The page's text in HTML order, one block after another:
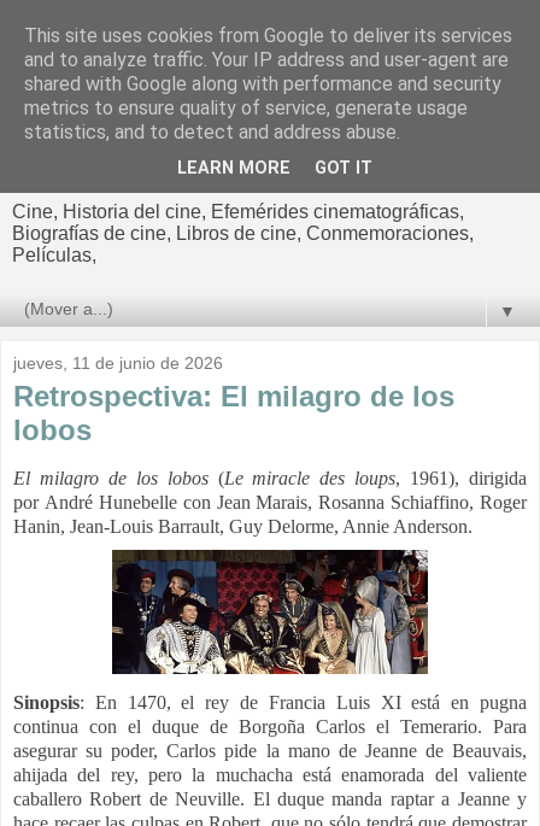
El cultural
cinematográfico de Jorge
Cine, Historia del cine, Efemérides cinematográficas,
Biografías de cine, Libros de cine, Conmemoraciones,
Películas,
▼
jueves, 11 de junio de 2026
Retrospectiva: El milagro de los
lobos
El milagro de los lobos(Le miracle des loups, 1961), dirigida
por André Hunebelle con Jean Marais, Rosanna Schiaffino, Roger
Hanin, Jean-Louis Barrault, Guy Delorme, Annie Anderson.
Sinopsis: En 1470, el rey de Francia Luis XI está en pugna
continua con el duque de Borgoña Carlos el Temerario. Para
asegurar su poder, Carlos pide la mano de Jeanne de Beauvais,
ahijada del rey, pero la muchacha está enamorada del valiente
caballero Robert de Neuville. El duque manda raptar a Jeanne y
This site uses cookies from Google to deliver its services
and to analyze traffic. Your IP address and user-agent are
shared with Google along with performance and security
metrics to ensure quality of service, generate usage
statistics, and to detect and address abuse.
LEARN MORE GOT IT